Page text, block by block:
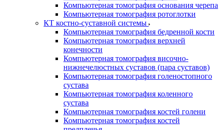
Компьютерная томография основания черепа
Компьютерная томография ротоглотки
КТ костно-суставной системы
Компьютерная томография бедренной кости
Компьютерная томография верхней
конечности
Компьютерная томография височно-
нижнечелюстных суставов (пара суставов)
Компьютерная томография голеностопного
сустава
Компьютерная томография коленного
сустава
Компьютерная томография костей голени
Компьютерная томография костей